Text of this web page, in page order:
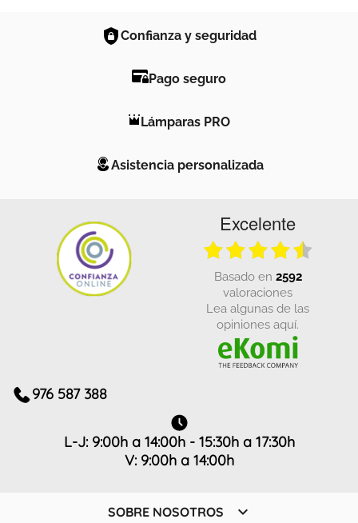
Confianza y seguridad
Pago seguro
Lámparas PRO
Asistencia personalizada
Excelente
basado en 2592
valoraciones
Lea algunas de las
opiniones aquí.
976 587 388
L-J: 9:00h a 14:00h - 15:30h a 17:30h
V: 9:00h a 14:00h
SOBRE NOSOTROS 